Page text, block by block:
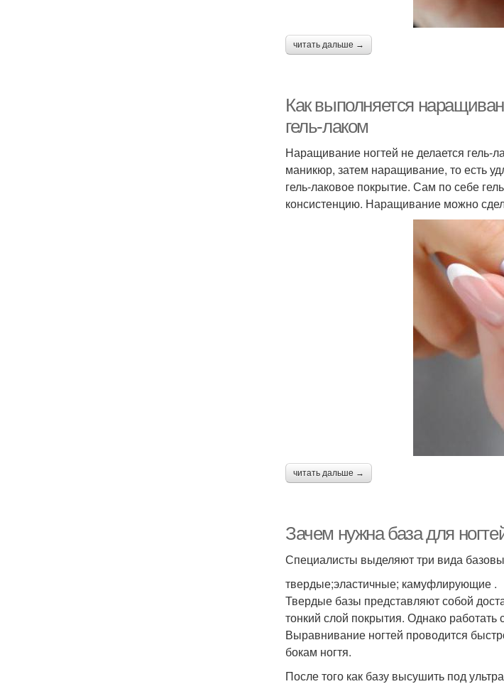
читать дальше →
Как выполняется
гель-лаком
Наращивание ногтей не делается гель-
маникюр, затем наращивание, то есть
гель-лаковое покрытие. Сам по себе
консистенцию. Наращивание можно
читать дальше →
Зачем нужна база для
Специалисты выделяют три вида
твердые;эластичные; камуфлирующие .
Твердые базы представляют собой
тонкий слой покрытия. Однако
Выравнивание ногтей проводится
бокам ногтя.
После того как базу высушить под